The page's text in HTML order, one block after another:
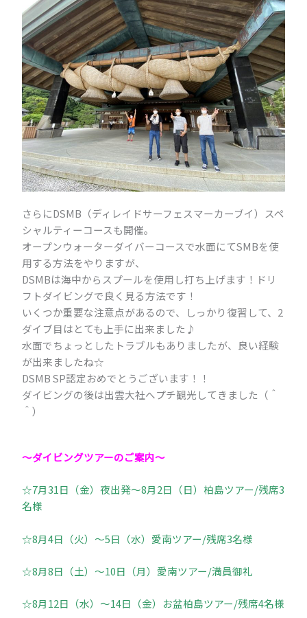
さらにDSMB（ディレイドサーフェスマーカーブイ）スペ
シャルティーコースも開催。
オープンウォーターダイバーコースで水面にてSMBを使
用する方法をやりますが、
DSMBは海中からスプールを使用し打ち上げます！ドリ
フトダイビングで良く見る方法です！
いくつか重要な注意点があるので、しっかり復習して、2
ダイブ目はとても上手に出来ました♪
水面でちょっとしたトラブルもありましたが、良い経験
が出来ましたね☆
DSMB SP認定おめでとうございます！！
ダイビングの後は出雲大社へプチ観光してきました（＾
＾）
～ダイビングツアーのご案内～
☆7月31日（金）夜出発～8月2日（日）柏島ツアー/残席3
名様
☆8月4日（火）～5日（水）愛南ツアー/残席3名様
☆8月8日（土）～10日（月）愛南ツアー/満員御礼
☆8月12日（水）～14日（金）お盆柏島ツアー/残席4名様